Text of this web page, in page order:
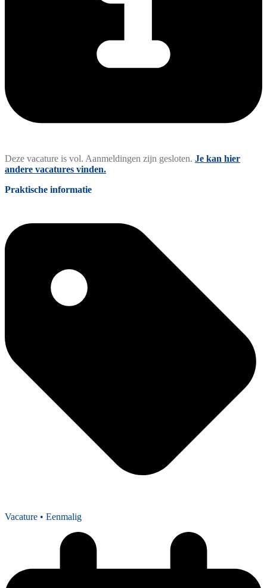
Deze vacature is vol. Aanmeldingen zijn gesloten. Je kan hier
andere vacatures vinden.
Praktische informatie
Vacature • Eenmalig